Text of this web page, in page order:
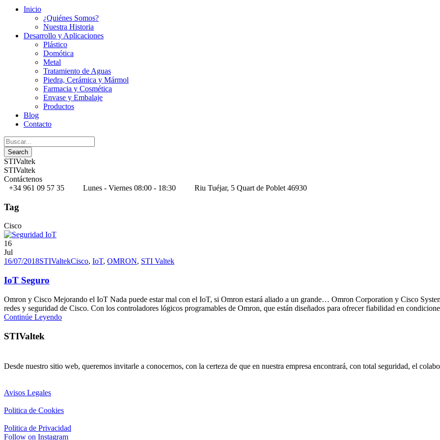
Inicio
¿Quiénes Somos?
Nuestra Historia
Desarrollo y Aplicaciones
Plástico
Domótica
Metal
Tratamiento de Aguas
Piedra, Cerámica y Mármol
Farmacia y Cosmética
Envase y Embalaje
Productos
Blog
Contacto
STIValtek
STIValtek
Contáctenos
+34 961 09 57 35
Lunes - Viernes 08:00 - 18:30 Riu Tuéjar, 5 Quart de Poblet 46930
Tag
Cisco
16
Jul
16/07/2018STIValtekCisco, IoT, OMRON, STI Valtek
IoT Seguro
Omron y Cisco Mejorando el IoT Nada puede estar mal con el IoT, si Omron estará aliado a un grande… Omron Corporation y Cisco
redes y seguridad de Cisco. Con los controladores lógicos programables de Omron, que están diseñados para ofrecer fiabilidad en
Continúe Leyendo
STIValtek
Desde nuestro sitio web, queremos invitarle a conocernos, con la certeza de que en nuestra empresa encontrará, con total seguridad, el
Avisos Legales
Politica de Cookies
Politica de Privacidad
Follow on Instagram